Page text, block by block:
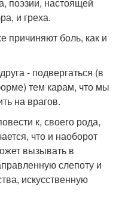
и греха.
причиняют боль, как и
- подвергаться (в
тем карам, что мы
на врагов.
к, своего рода,
что и наоборот
вызывать в
слепоту и
искусственную